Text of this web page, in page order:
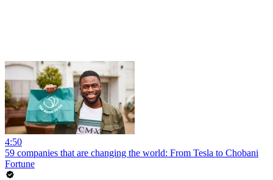
4:50
59 companies that are changing the world: From Tesla to Chobani
Fortune